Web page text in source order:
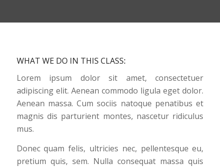
WHAT WE DO IN THIS CLASS:
Lorem ipsum dolor sit amet, consectetuer
adipiscing elit. Aenean commodo ligula eget dolor.
Aenean massa. Cum sociis natoque penatibus et
magnis dis parturient montes, nascetur ridiculus
mus.
Donec quam felis, ultricies nec, pellentesque eu,
pretium quis, sem. Nulla consequat massa quis